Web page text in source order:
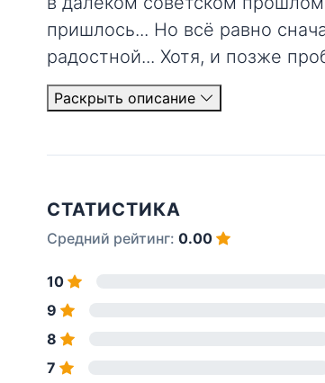
пришлось... Но всё равно
радостной... Хотя, и позже
Раскрыть описание
СТАТИСТИКА
Средний рейтинг: 0.00
10
9
8
7